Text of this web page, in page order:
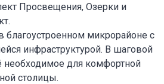
Просвещения, Озерки и
микрорайоне с
инфраструктурой. В шаговой
необходимое для комфортной
столицы.